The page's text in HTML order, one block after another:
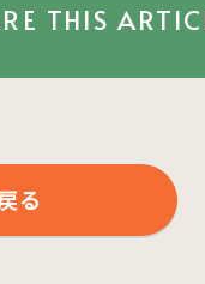
THIS
る